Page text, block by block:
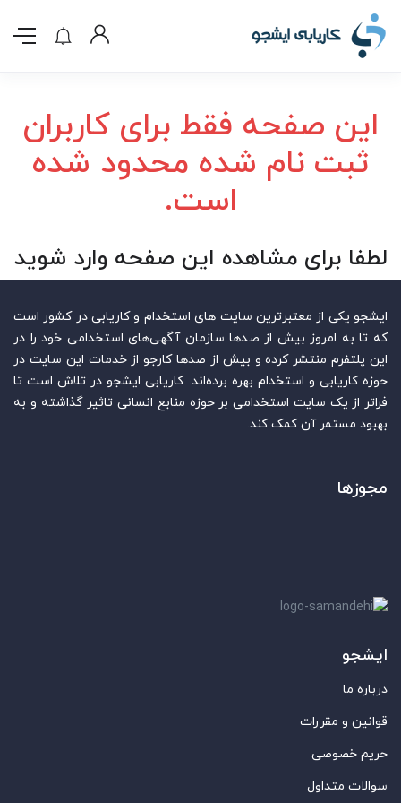
این صفحه فقط برای کاربران
ثبت نام شده محدود شده
است.
لطفا برای مشاهده این صفحه وارد شوید
ایشجو یکی از معتبرترین سایت‌ های استخدام و کاریابی در کشور است
که تا به امروز بیش از صدها سازمان آگهی‌های استخدامی خود را در
این پلتفرم منتشر کرده و بیش از صدها کارجو از خدمات این سایت در
حوزه کاریابی و استخدام بهره برده‌اند. کاریابی ایشجو در تلاش است تا
فراتر از یک سایت استخدامی بر حوزه منابع انسانی تاثیر گذاشته و به
بهبود مستمر آن کمک کند.
مجوزها
ایشجو
درباره ما
قوانین و مقررات
حریم خصوصی
سوالات متداول